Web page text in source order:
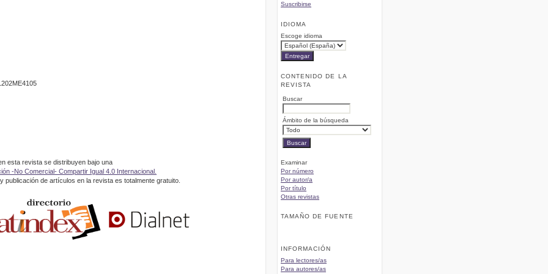
Suscribirse
IDIOMA
Escoge idioma
CONTENIDO DE LA
REVISTA
Buscar
Ámbito de la búsqueda
Examinar
Por número
Por autor/a
Por título
Otras revistas
TAMAÑO DE FUENTE
INFORMACIÓN
Para lectores/as
Para autores/as
esta revista se distribuyen bajo una
-No Comercial- Compartir Igual 4.0 Internacional.
publicación de artículos en la revista es totalmente gratuito.